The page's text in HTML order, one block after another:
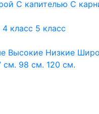
С капителью С
4 класс 5 класс
Высокие Низкие
см. 98 см. 120 см.